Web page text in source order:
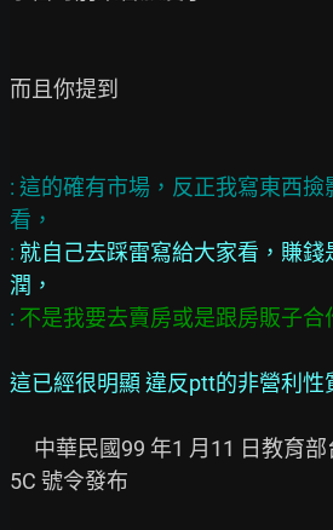
而且你提到
: 這的確有市場，反正我寫東西
看，
: 就自己去踩雷寫給大家看，賺
潤，
: 不是我要去賣房或是跟房販子合
這已經很明顯 違反ptt的非營利性
5C 號令發布